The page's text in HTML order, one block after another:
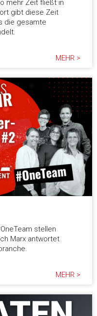
zu analysieren.
unserer
Werbung und Analysen
mehr Zeit fließt in
gibt diese Zeit
die gesamte
MEHR >
stellen
Marx antwortet
MEHR >